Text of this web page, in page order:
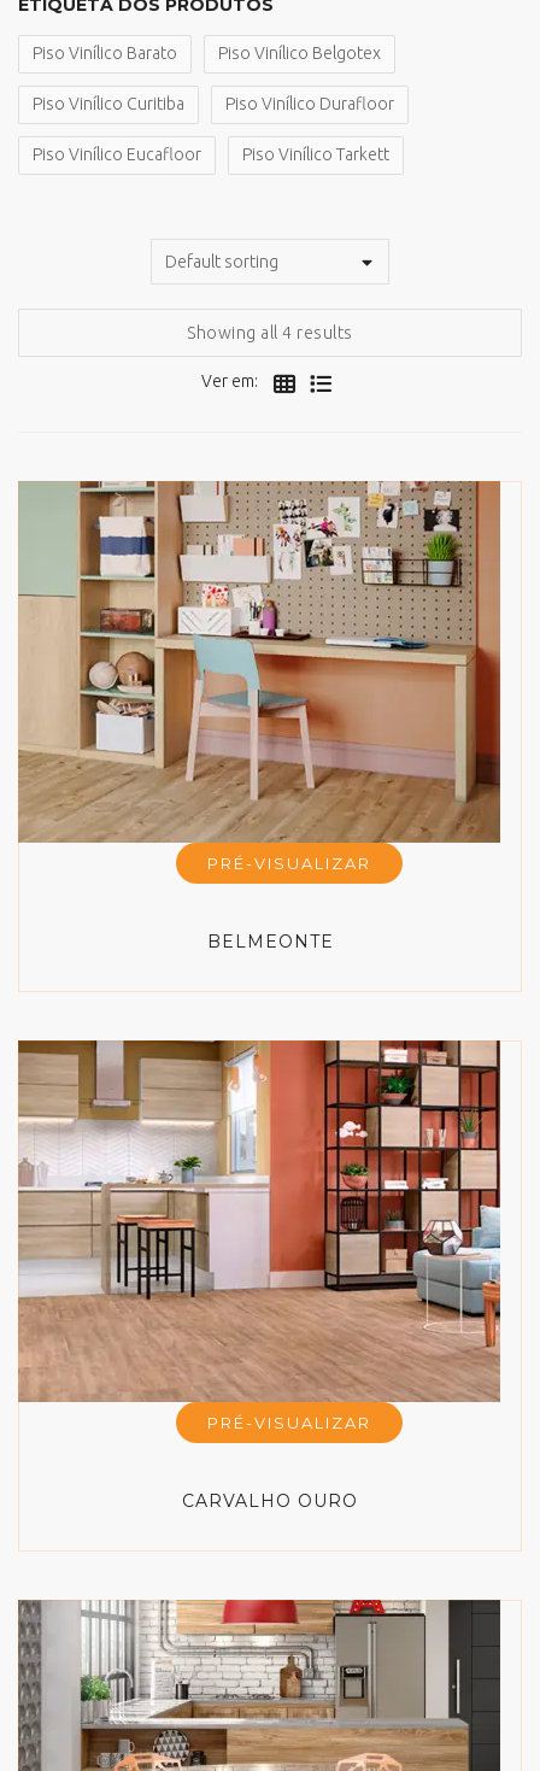
Piso Vinílico Barato Piso Vinílico Belgotex
Piso Vinílico Curitiba Piso Vinílico Durafloor
Piso Vinílico Eucafloor Piso Vinílico Tarkett
Showing all 4 results
Ver em:
PRÉ-VISUALIZAR
BELMEONTE
PRÉ-VISUALIZAR
CARVALHO OURO